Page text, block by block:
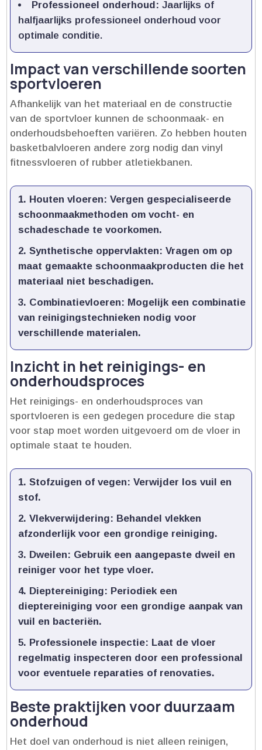
Professioneel onderhoud: Jaarlijks of
halfjaarlijks professioneel onderhoud voor
optimale conditie.​
Impact van verschillende soorten
sportvloeren
Afhankelijk van het materiaal en de constructie
van de sportvloer kunnen de schoonmaak- en
onderhoudsbehoeften variëren.​ Zo hebben houten
basketbalvloeren andere zorg nodig dan vinyl
fitnessvloeren of rubber atletiekbanen.​
Houten vloeren: Vergen gespecialiseerde
schoonmaakmethoden om vocht- en
schadeschade te voorkomen.​
Synthetische oppervlakten: Vragen om op
maat gemaakte schoonmaakproducten die het
materiaal niet beschadigen.​
Combinatievloeren: Mogelijk een combinatie
van reinigingstechnieken nodig voor
verschillende materialen.​
Inzicht in het reinigings- en
onderhoudsproces
Het reinigings- en onderhoudsproces van
sportvloeren is een gedegen procedure die stap
voor stap moet worden uitgevoerd om de vloer in
optimale staat te houden.​
Stofzuigen of vegen: Verwijder los vuil en
stof.​
Vlekverwijdering: Behandel vlekken
afzonderlijk voor een grondige reiniging.​
Dweilen: Gebruik een aangepaste dweil en
reiniger voor het type vloer.​
Dieptereiniging: Periodiek een
dieptereiniging voor een grondige aanpak van
vuil en bacteriën.​
Professionele inspectie: Laat de vloer
regelmatig inspecteren door een professional
voor eventuele reparaties of renovaties.​
Beste praktijken voor duurzaam
onderhoud
Het doel van onderhoud is niet alleen reinigen,